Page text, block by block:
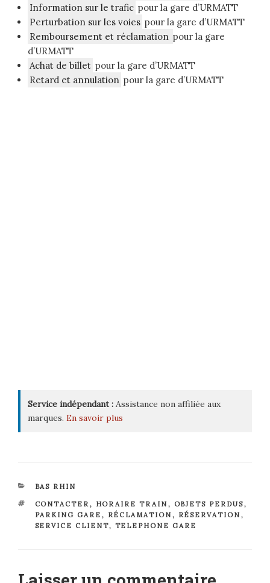
Information sur le trafic pour la gare d’URMATT
Perturbation sur les voies pour la gare d’URMATT
Remboursement et réclamation pour la gare
d’URMATT
Achat de billet pour la gare d’URMATT
Retard et annulation pour la gare d’URMATT
Service indépendant : Assistance non affiliée aux
marques. En savoir plus
CATÉGORIES
BAS RHIN
ÉTIQUETTES
CONTACTER, HORAIRE TRAIN , OBJETS PERDUS,
PARKING GARE , RÉCLAMATION , RÉSERVATION ,
SERVICE CLIENT, TELEPHONE GARE